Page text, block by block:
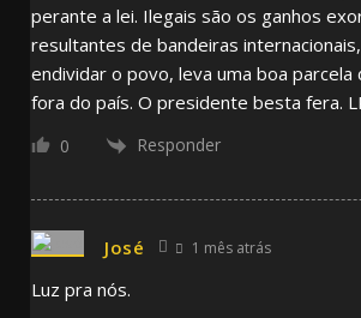
perante a lei. Ilegais são os ganhos
resultantes de bandeiras
endividar o povo, leva uma boa parcela
fora do país. O presidente besta fera.
0 Responder
José 1 mês atrás
Luz pra nós.